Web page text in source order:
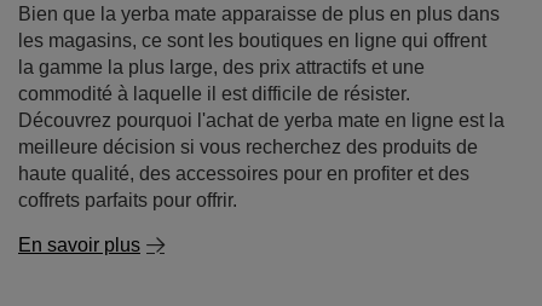
Découvrez pourquoi l'achat de yerba mate en ligne est la
meilleure décision si vous recherchez des produits de
haute qualité, des accessoires pour en profiter et des
coffrets parfaits pour offrir.
En savoir plus